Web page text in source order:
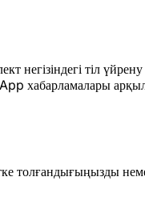
негізіндегі тіл
хабарламалары
толғандығыңызды